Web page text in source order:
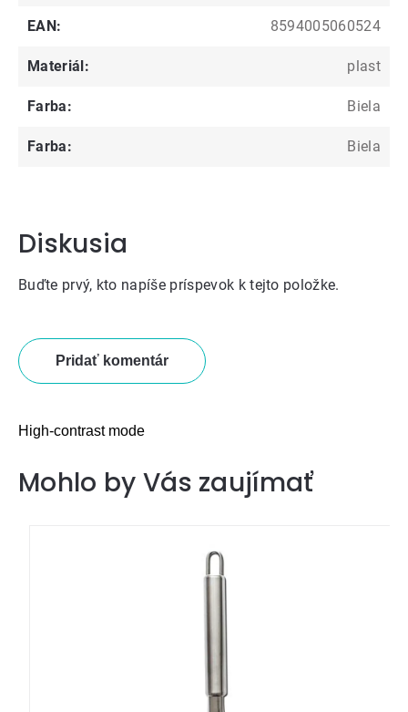
EAN: 8594005060524
Materiál: plast
Farba: Biela
Farba: Biela
Diskusia
Buďte prvý, kto napíše príspevok k tejto položke.
Pridať komentár
High-contrast mode
Mohlo by Vás zaujímať